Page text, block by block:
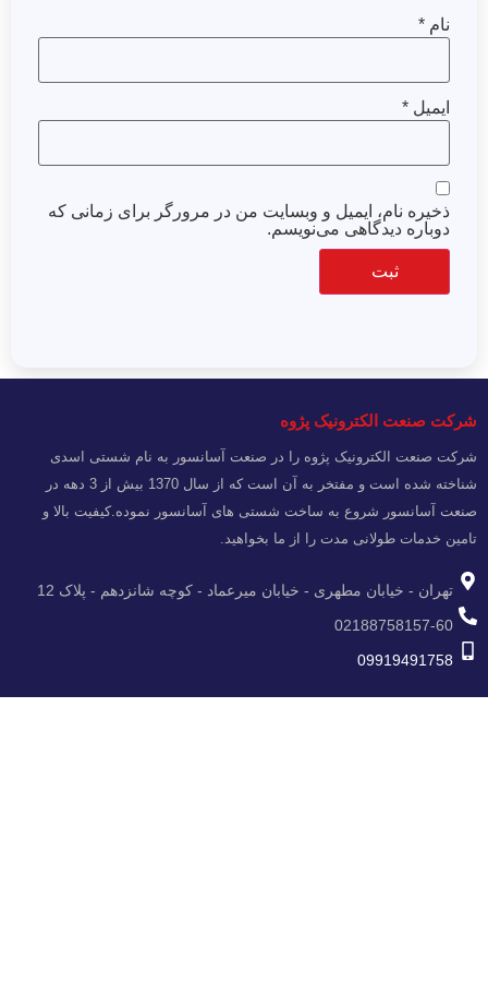
نام *
ایمیل *
ذخیره نام، ایمیل و وبسایت من در مرورگر برای زمانی که
دوباره دیدگاهی می‌نویسم.
شرکت صنعت الکترونیک پژوه
شرکت صنعت الکترونیک پژوه را در صنعت آسانسور به نام شستی اسدی
شناخته شده است و مفتخر به آن است که از سال 1370 بیش از 3 دهه در
صنعت آسانسور شروع به ساخت شستی های آسانسور نموده.کیفیت بالا و
تامین خدمات طولانی مدت را از ما بخواهید.
تهران - خیابان مطهری - خیابان میرعماد - کوچه شانزدهم - پلاک 12
02188758157-60
09919491758